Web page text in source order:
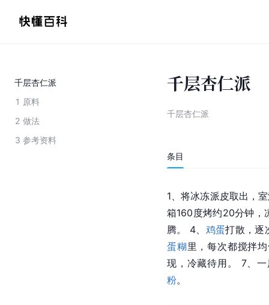
千层杏仁派
1 原料
2 做法
3 参考资料
千层杏仁派
千层杏仁派
条目
1、将冰冻派皮取出，
箱160度烤约20分钟，
腾。 4、 鸡蛋打散，逐
蛋糊里，每次都搅拌
现，冷藏待用。 7、
粉。